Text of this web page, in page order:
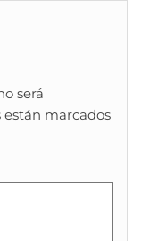
será
están marcados